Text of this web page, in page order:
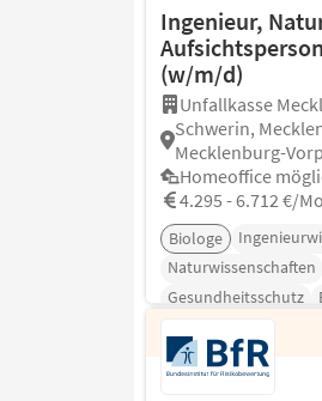
Ingenieur,
(w/m/d)
Unfallkasse
Schwerin,
Mecklenburg-
Homeoffice
4.295 - 6.712 €/
Biologe
Naturwissenschaften
Gesundheitsschutz